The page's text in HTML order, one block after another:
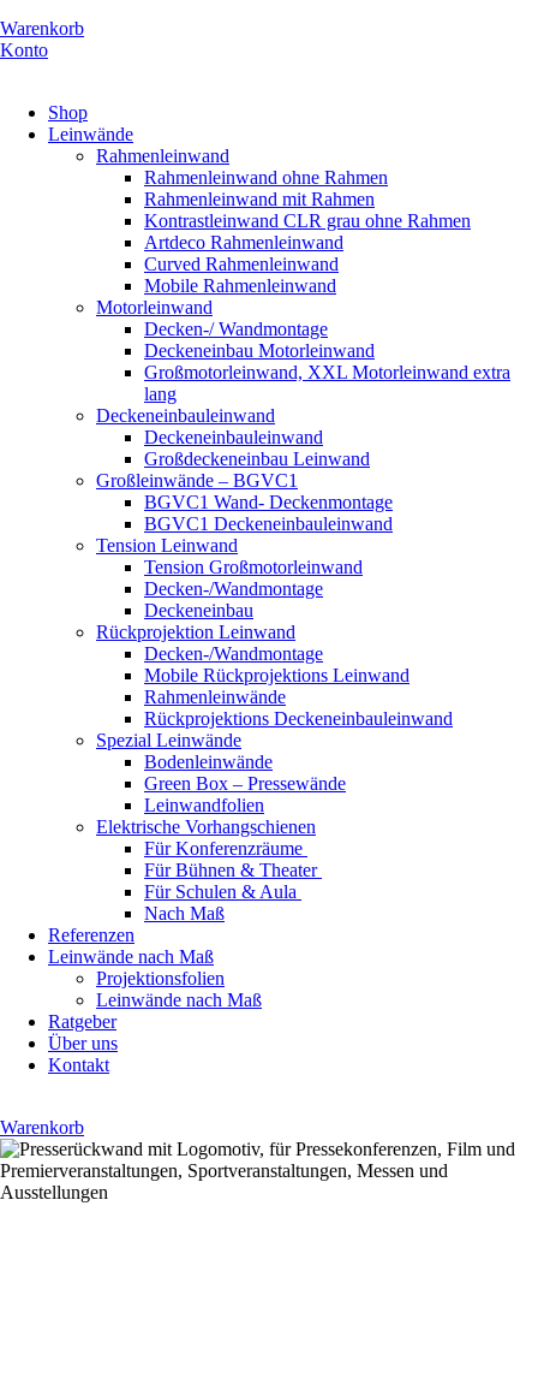
Warenkorb
Konto
Shop
Leinwände
Rahmenleinwand
Rahmenleinwand ohne Rahmen
Rahmenleinwand mit Rahmen
Kontrastleinwand CLR grau ohne Rahmen
Artdeco Rahmenleinwand
Curved Rahmenleinwand
Mobile Rahmenleinwand
Motorleinwand
Decken-/ Wandmontage
Deckeneinbau Motorleinwand
Großmotorleinwand, XXL Motorleinwand extra
lang
Deckeneinbauleinwand
Deckeneinbauleinwand
Großdeckeneinbau Leinwand
Großleinwände – BGVC1
BGVC1 Wand- Deckenmontage
BGVC1 Deckeneinbauleinwand
Tension Leinwand
Tension Großmotorleinwand
Decken-/Wandmontage
Deckeneinbau
Rückprojektion Leinwand
Decken-/Wandmontage
Mobile Rückprojektions Leinwand
Rahmenleinwände
Rückprojektions Deckeneinbauleinwand
Spezial Leinwände
Bodenleinwände
Green Box – Pressewände
Leinwandfolien
Elektrische Vorhangschienen
Für Konferenzräume
Für Bühnen & Theater
Für Schulen & Aula
Nach Maß
Referenzen
Leinwände nach Maß
Projektionsfolien
Leinwände nach Maß
Ratgeber
Über uns
Kontakt
Warenkorb